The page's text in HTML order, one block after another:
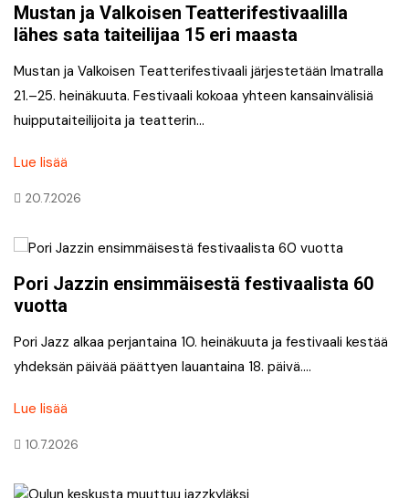
Mustan ja Valkoisen Teatterifestivaalilla
lähes sata taiteilijaa 15 eri maasta
Mustan ja Valkoisen Teatterifestivaali järjestetään Imatralla
21.–25. heinäkuuta. Festivaali kokoaa yhteen kansainvälisiä
huipputaiteilijoita ja teatterin…
Lue lisää
20.7.2026
Pori Jazzin ensimmäisestä festivaalista 60
vuotta
Pori Jazz alkaa perjantaina 10. heinäkuuta ja festivaali kestää
yhdeksän päivää päättyen lauantaina 18. päivä….
Lue lisää
10.7.2026